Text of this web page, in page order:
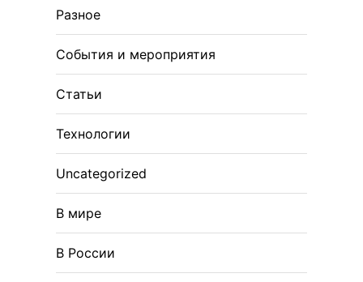
Разное
События и мероприятия
Статьи
Технологии
Uncategorized
В мире
В России